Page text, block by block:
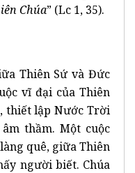
Chúa” (Lc 1, 35).
Thiên Sứ và Đức
vĩ đại của Thiên
thiết lập Nước Trời
thầm. Một cuộc
quê, giữa Thiên
người biết. Chúa